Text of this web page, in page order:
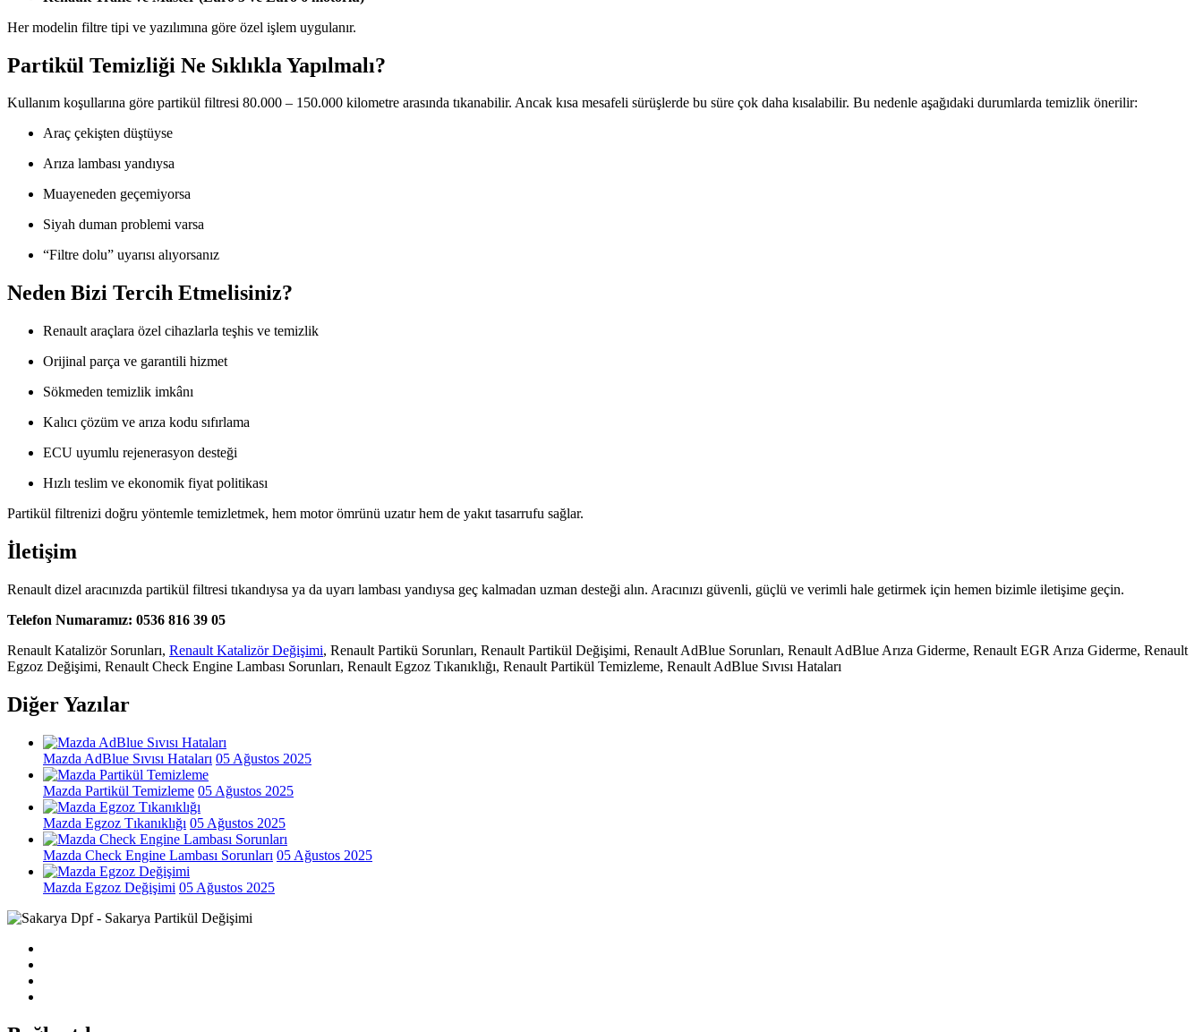
Her modelin filtre tipi ve yazılımına göre özel işlem uygulanır.
Partikül Temizliği Ne Sıklıkla Yapılmalı?
Kullanım koşullarına göre partikül filtresi 80.000 – 150.000 kilometre arasında tıkanabilir. Ancak kısa mesafeli sürüşlerde bu süre çok daha kısalabilir. Bu nedenle aşağıdaki durumlarda temizlik önerilir:
Araç çekişten düştüyse
Arıza lambası yandıysa
Muayeneden geçemiyorsa
Siyah duman problemi varsa
“Filtre dolu” uyarısı alıyorsanız
Neden Bizi Tercih Etmelisiniz?
Renault araçlara özel cihazlarla teşhis ve temizlik
Orijinal parça ve garantili hizmet
Sökmeden temizlik imkânı
Kalıcı çözüm ve arıza kodu sıfırlama
ECU uyumlu rejenerasyon desteği
Hızlı teslim ve ekonomik fiyat politikası
Partikül filtrenizi doğru yöntemle temizletmek, hem motor ömrünü uzatır hem de yakıt tasarrufu sağlar.
İletişim
Renault dizel aracınızda partikül filtresi tıkandıysa ya da uyarı lambası yandıysa geç kalmadan uzman desteği alın. Aracınızı güvenli, güçlü ve verimli hale getirmek için hemen bizimle iletişime geçin.
Telefon Numaramız: 0536 816 39 05
Renault Katalizör Sorunları, Renault Katalizör Değişimi, Renault Partikü Sorunları, Renault Partikül Değişimi, Renault AdBlue Sorunları, Renault AdBlue Arıza Giderme, Renault EGR Arıza Giderme, Renault
Egzoz Değişimi, Renault Check Engine Lambası Sorunları, Renault Egzoz Tıkanıklığı, Renault Partikül Temizleme, Renault AdBlue Sıvısı Hataları
Diğer Yazılar
Mazda AdBlue Sıvısı Hataları 05 Ağustos 2025
Mazda Partikül Temizleme 05 Ağustos 2025
Mazda Egzoz Tıkanıklığı 05 Ağustos 2025
Mazda Check Engine Lambası Sorunları 05 Ağustos 2025
Mazda Egzoz Değişimi 05 Ağustos 2025